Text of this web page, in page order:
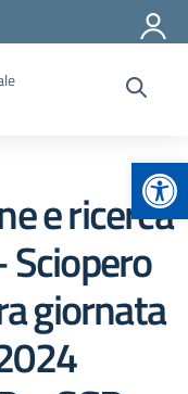
e ricerca
Sciopero
giornata